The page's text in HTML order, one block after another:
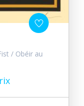
/ Obéir au